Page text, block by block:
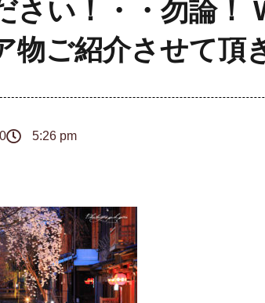
さい！・・勿論！
物ご紹介させて頂
5:26 pm